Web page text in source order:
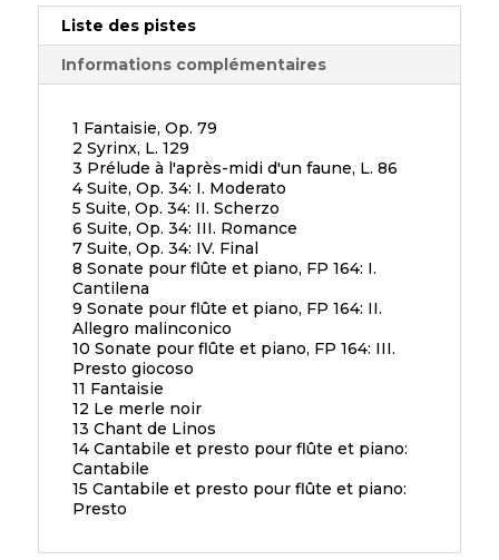
Liste des pistes
Informations complémentaires
1 Fantaisie, Op. 79
2 Syrinx, L. 129
3 Prélude à l'après-midi d'un faune, L. 86
4 Suite, Op. 34: I. Moderato
5 Suite, Op. 34: II. Scherzo
6 Suite, Op. 34: III. Romance
7 Suite, Op. 34: IV. Final
8 Sonate pour flûte et piano, FP 164: I.
Cantilena
9 Sonate pour flûte et piano, FP 164: II.
Allegro malinconico
10 Sonate pour flûte et piano, FP 164: III.
Presto giocoso
11 Fantaisie
12 Le merle noir
13 Chant de Linos
14 Cantabile et presto pour flûte et piano:
Cantabile
15 Cantabile et presto pour flûte et piano:
Presto